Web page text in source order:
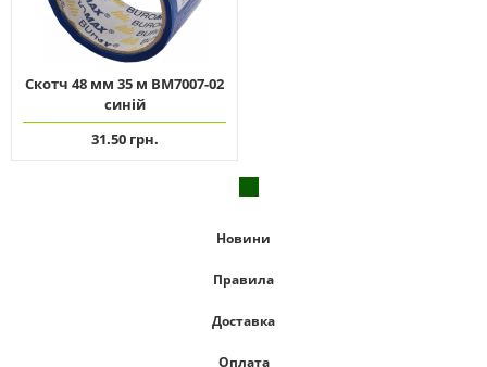
Скотч 48 мм 35 м ВМ7007-02
синій
31.50 грн.
Новини
Правила
Доставка
Оплата